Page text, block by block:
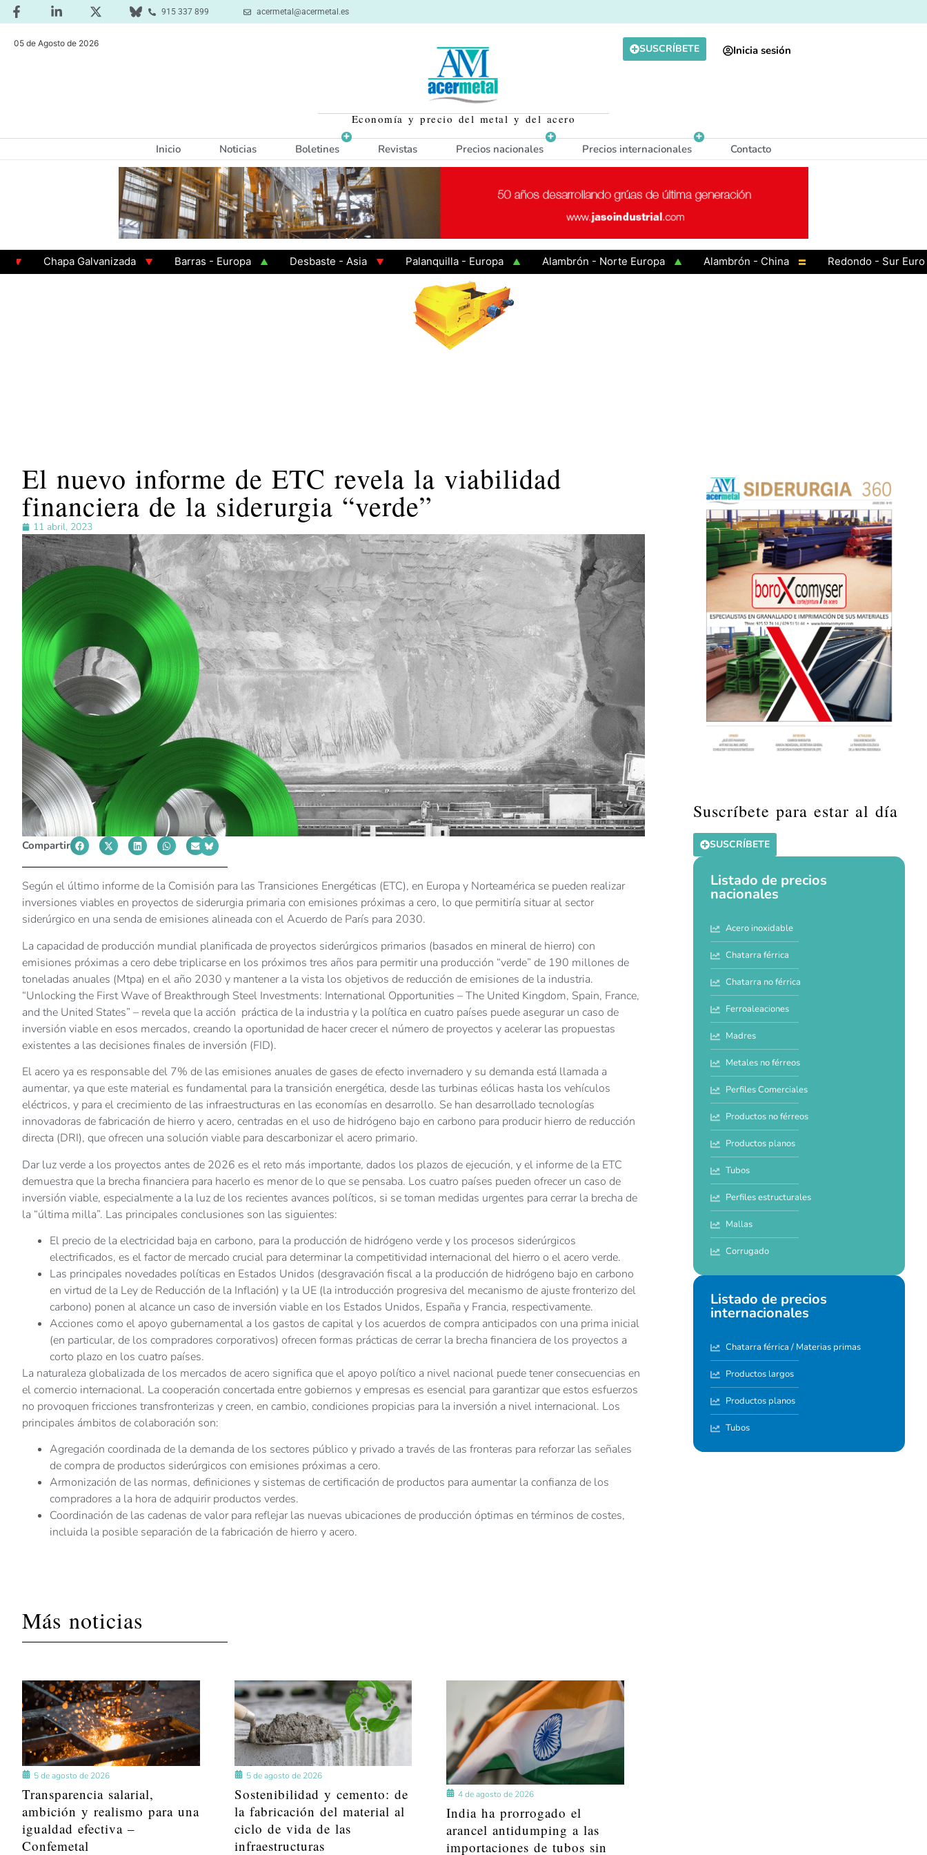
915 337 899 acermetal@acermetal.es
05 de Agosto de 2026
Economía y precio del metal y del acero
SUSCRÍBETE Inicia sesión
Inicio Noticias Boletines Revistas Precios nacionales Precios internacionales Contacto
Chapa Galvanizada Barras - Europa Desbaste - Asia Palanquilla - Europa Alambrón - Norte Europa Alambrón - China
Redondo - Sur Europa
El nuevo informe de ETC revela la viabilidad
financiera de la siderurgia “verde”
11 abril, 2023
Compartir
Según el último informe de la Comisión para las Transiciones Energéticas (ETC), en Europa y Norteamérica se pueden realizar
inversiones viables en proyectos de siderurgia primaria con emisiones próximas a cero, lo que permitiría situar al sector
siderúrgico en una senda de emisiones alineada con el Acuerdo de París para 2030.
La capacidad de producción mundial planificada de proyectos siderúrgicos primarios (basados en mineral de hierro) con
emisiones próximas a cero debe triplicarse en los próximos tres años para permitir una producción “verde” de 190 millones de
toneladas anuales (Mtpa) en el año 2030 y mantener a la vista los objetivos de reducción de emisiones de la industria.
“Unlocking the First Wave of Breakthrough Steel Investments: International Opportunities – The United Kingdom, Spain, France,
and the United States” – revela que la acción práctica de la industria y la política en cuatro países puede asegurar un caso de
inversión viable en esos mercados, creando la oportunidad de hacer crecer el número de proyectos y acelerar las propuestas
existentes a las decisiones finales de inversión (FID).
El acero ya es responsable del 7% de las emisiones anuales de gases de efecto invernadero y su demanda está llamada a
aumentar, ya que este material es fundamental para la transición energética, desde las turbinas eólicas hasta los vehículos
eléctricos, y para el crecimiento de las infraestructuras en las economías en desarrollo. Se han desarrollado tecnologías
innovadoras de fabricación de hierro y acero, centradas en el uso de hidrógeno bajo en carbono para producir hierro de reducción
directa (DRI), que ofrecen una solución viable para descarbonizar el acero primario.
Dar luz verde a los proyectos antes de 2026 es el reto más importante, dados los plazos de ejecución, y el informe de la ETC
demuestra que la brecha financiera para hacerlo es menor de lo que se pensaba. Los cuatro países pueden ofrecer un caso de
inversión viable, especialmente a la luz de los recientes avances políticos, si se toman medidas urgentes para cerrar la brecha de
la “última milla”. Las principales conclusiones son las siguientes:
El precio de la electricidad baja en carbono, para la producción de hidrógeno verde y los procesos siderúrgicos
electrificados, es el factor de mercado crucial para determinar la competitividad internacional del hierro o el acero verde.
Las principales novedades políticas en Estados Unidos (desgravación fiscal a la producción de hidrógeno bajo en carbono
en virtud de la Ley de Reducción de la Inflación) y la UE (la introducción progresiva del mecanismo de ajuste fronterizo del
carbono) ponen al alcance un caso de inversión viable en los Estados Unidos, España y Francia, respectivamente.
Acciones como el apoyo gubernamental a los gastos de capital y los acuerdos de compra anticipados con una prima inicial
(en particular, de los compradores corporativos) ofrecen formas prácticas de cerrar la brecha financiera de los proyectos a
corto plazo en los cuatro países.
La naturaleza globalizada de los mercados de acero significa que el apoyo político a nivel nacional puede tener consecuencias en
el comercio internacional. La cooperación concertada entre gobiernos y empresas es esencial para garantizar que estos esfuerzos
no provoquen fricciones transfronterizas y creen, en cambio, condiciones propicias para la inversión a nivel internacional. Los
principales ámbitos de colaboración son:
Agregación coordinada de la demanda de los sectores público y privado a través de las fronteras para reforzar las señales
de compra de productos siderúrgicos con emisiones próximas a cero.
Armonización de las normas, definiciones y sistemas de certificación de productos para aumentar la confianza de los
compradores a la hora de adquirir productos verdes.
Coordinación de las cadenas de valor para reflejar las nuevas ubicaciones de producción óptimas en términos de costes,
incluida la posible separación de la fabricación de hierro y acero.
Más noticias
5 de agosto de 2026
Transparencia salarial,
ambición y realismo para una
igualdad efectiva –
Confemetal
5 de agosto de 2026
Sostenibilidad y cemento: de
la fabricación del material al
ciclo de vida de las
infraestructuras
4 de agosto de 2026
India ha prorrogado el
arancel antidumping a las
importaciones de tubos sin
Suscríbete para estar al día
SUSCRÍBETE
Listado de precios
nacionales
Acero inoxidable
Chatarra férrica
Chatarra no férrica
Ferroaleaciones
Madres
Metales no férreos
Perfiles Comerciales
Productos no férreos
Productos planos
Tubos
Perfiles estructurales
Mallas
Corrugado
Listado de precios
internacionales
Chatarra férrica / Materias primas
Productos largos
Productos planos
Tubos